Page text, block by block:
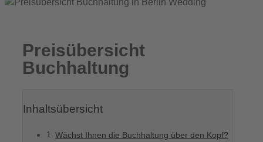
Preisübersicht
Buchhaltung
Inhaltsübersicht
Wächst Ihnen die Buchhaltung über den Kopf?